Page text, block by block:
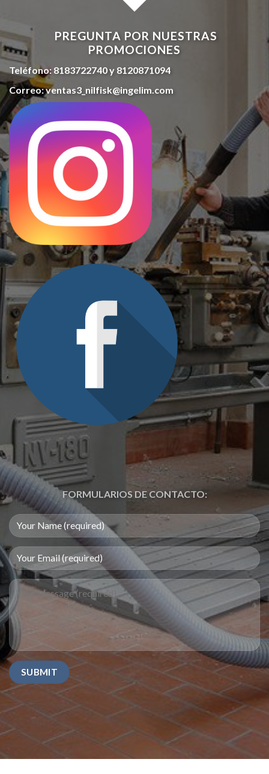
PREGUNTA POR NUESTRAS
PROMOCIONES
Teléfono: 8183722740 y 8120871094
Correo:ventas3_nilfisk@ingelim.com
FORMULARIOS DE CONTACTO: